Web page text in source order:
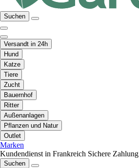
Suchen
Versandt in 24h
Hund
Katze
Tiere
Zucht
Bauernhof
Ritter
Außenanlagen
Pflanzen und Natur
Outlet
Marken
Kundendienst in Frankreich Sichere Zahlung
Suchen